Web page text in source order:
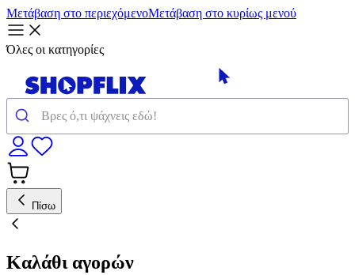
Μετάβαση στο περιεχόμενοΜετάβαση στο κυρίως μενού
Όλες οι κατηγορίες
Πίσω
Καλάθι αγορών